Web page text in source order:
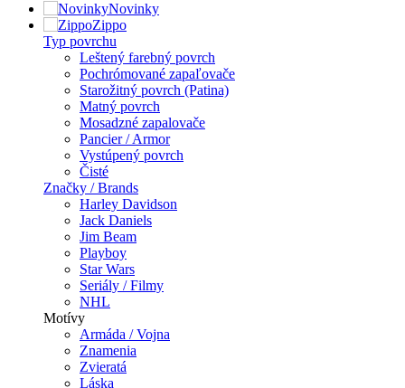
Novinky
Zippo
Typ povrchu
Leštený farebný povrch
Pochrómované zapaľovače
Starožitný povrch (Patina)
Matný povrch
Mosadzné zapalovače
Pancier / Armor
Vystúpený povrch
Čisté
Značky / Brands
Harley Davidson
Jack Daniels
Jim Beam
Playboy
Star Wars
Seriály / Filmy
NHL
Motívy
Armáda / Vojna
Znamenia
Zvieratá
Láska